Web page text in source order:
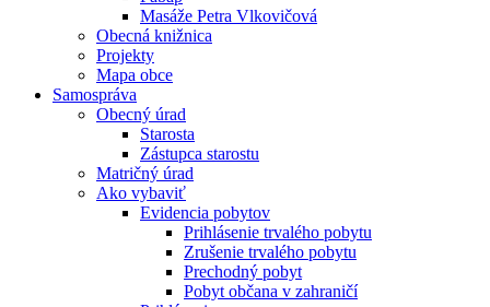
Masáže Petra Vlkovičová
Obecná knižnica
Projekty
Mapa obce
Samospráva
Obecný úrad
Starosta
Zástupca starostu
Matričný úrad
Ako vybaviť
Evidencia pobytov
Prihlásenie trvalého pobytu
Zrušenie trvalého pobytu
Prechodný pobyt
Pobyt občana v zahraničí